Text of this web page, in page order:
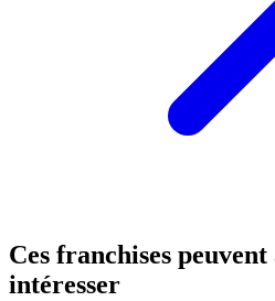
Ces franchises peuvent
intéresser